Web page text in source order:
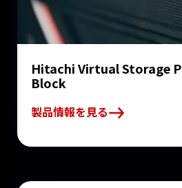
Hitachi Virtual Storage
Block
製品情報を見る